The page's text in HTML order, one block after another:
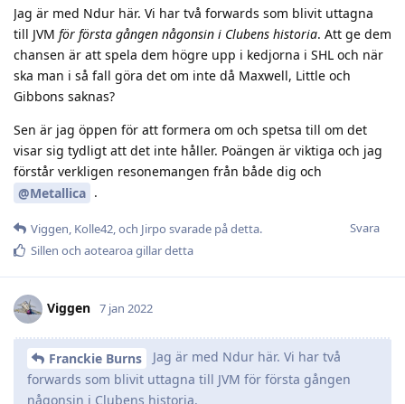
Jag är med Ndur här. Vi har två forwards som blivit uttagna
till JVM för första gången någonsin i Clubens historia. Att ge dem
chansen är att spela dem högre upp i kedjorna i SHL och när
ska man i så fall göra det om inte då Maxwell, Little och
Gibbons saknas?
Sen är jag öppen för att formera om och spetsa till om det
visar sig tydligt att det inte håller. Poängen är viktiga och jag
förstår verkligen resonemangen från både dig och
@Metallica .
Svara
Viggen, Kolle42, och Jirpo svarade på detta.
Sillen och aotearoagillar detta
Viggen 7 jan 2022
Franckie Burns
Jag är med Ndur här. Vi har två
forwards som blivit uttagna till JVM för första gången
någonsin i Clubens historia.